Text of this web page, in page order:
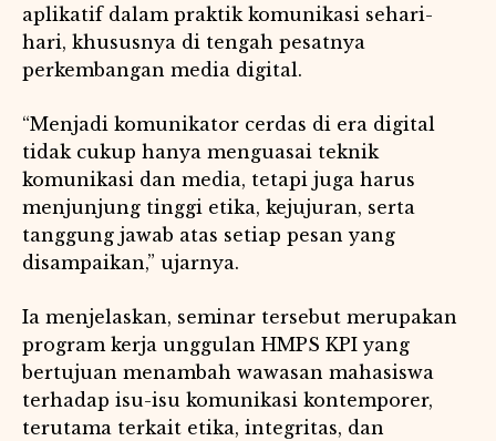
aplikatif dalam praktik komunikasi sehari-
hari, khususnya di tengah pesatnya
perkembangan media digital.
“Menjadi komunikator cerdas di era digital
tidak cukup hanya menguasai teknik
komunikasi dan media, tetapi juga harus
menjunjung tinggi etika, kejujuran, serta
tanggung jawab atas setiap pesan yang
disampaikan,” ujarnya.
Ia menjelaskan, seminar tersebut merupakan
program kerja unggulan HMPS KPI yang
bertujuan menambah wawasan mahasiswa
terhadap isu-isu komunikasi kontemporer,
terutama terkait etika, integritas, dan